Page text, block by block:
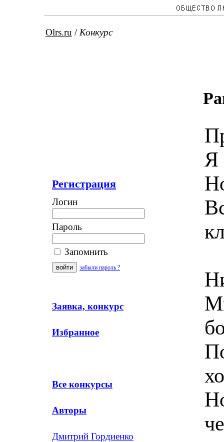
Olrs.ru / Конкурс
Регистрация
Логин
Пароль
Запомнить
забыли пароль ?
Заявка, конкурс
Избранное
Все конкурсы
Авторы
Дмитрий Гордиенко
Я